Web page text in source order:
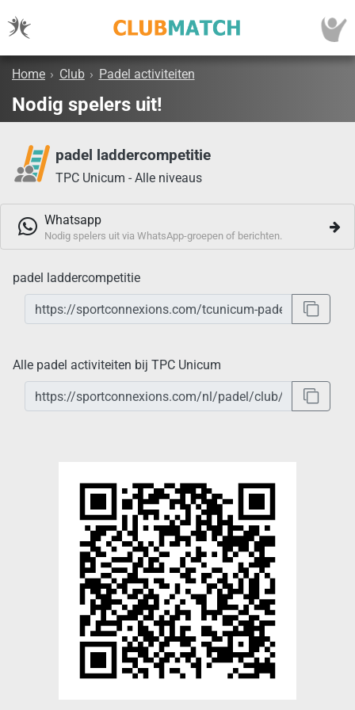
Home › Club › Padel activiteiten
Nodig spelers uit!
padel laddercompetitie
TPC Unicum - Alle niveaus
Whatsapp
Nodig spelers uit via WhatsApp-groepen of berichten.
padel laddercompetitie
Alle padel activiteiten bij TPC Unicum